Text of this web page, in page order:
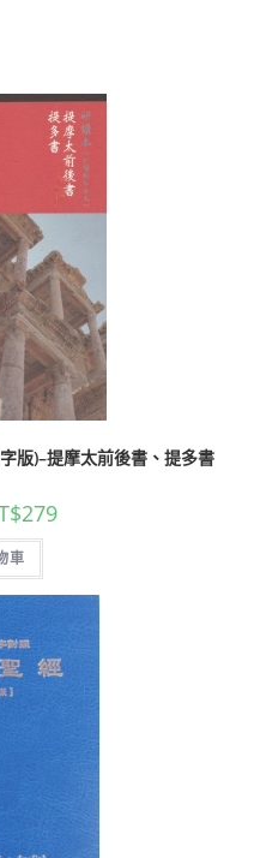
版)–提摩太前後書、提多書
279
車